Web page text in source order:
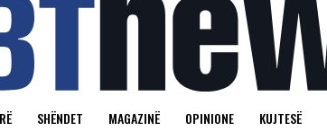
SHËNDET MAGAZINË OPINIONE KUJTESË